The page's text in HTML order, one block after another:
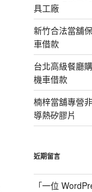
具工廠
新竹合法當舖
車借款
台北高級餐廳
機車借款
楠梓當舖專營
導熱矽膠片
近期留言
「一位